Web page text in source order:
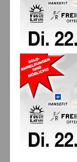
Bilder
News
Links
FAQ
Hansefit
Kontakt